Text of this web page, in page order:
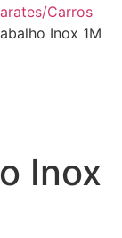
Carros
Inox 1M
Inox